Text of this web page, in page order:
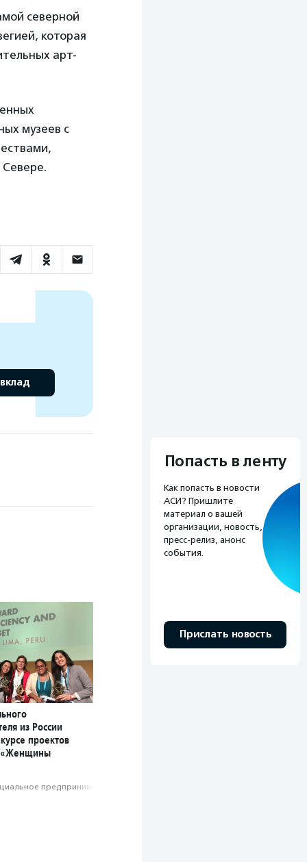
северной
которая
арт-
музеев с
Севере.
из России
проектов
предпри­нима­тель­ство
Попасть в ленту
Как попасть в новости
АСИ? Пришлите
материал о вашей
организации, новость,
пресс-релиз, анонс
события.
Прислать новость